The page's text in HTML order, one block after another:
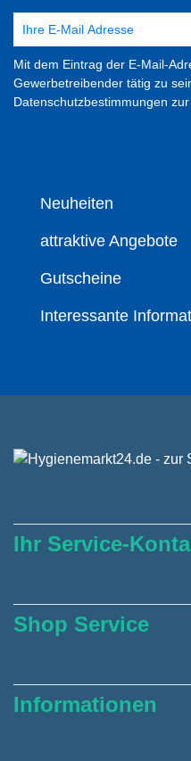
Mit dem Eintrag der E-Mail-
Gewerbetreibender tätig zu
Datenschutzbestimmungen
Neuheiten
attraktive Angebote
Gutscheine
Interessante
Ihr Service-
Shop Service
Informationen